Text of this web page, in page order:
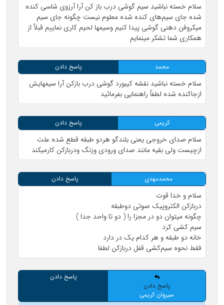
سلام خسته نباشید سیم گوشی درب باز کن آرا آرزوی شاسی کنده
شده جای سیم‌های کنده شده معلوم نیست چگونه جای سیم
میکروفن دهنی گوشی پیدا کنیم وسیمها لحیم کاری نماییم قبلاً از
همکاری شما تشکر مینمایم
محمد پاسخ دادن
سلام خسته نباشید نقشه کیبورد گوشی درب بازکن آرا سیمهایش
ازجاکنده شده لطفاً راهنمایی بفرمائید
کریمی پاسخ دادن
سلام صدای خروجی یعنی بلندگو هردو طبقه قطع شده علت
ازچیست ولی بقیه مانند صدای ورودی وزنگ ودربازکن کارمیکند
محمدمهدی پاسخ دادن
سلام و خدا قوت
دربازکن الکتروپیک صوتی دوطبقه
چگونه میتوان دو در مجزا را ( دو تا واحد جدا )
سیم کشی کرد
خانه دو طبقه و هر کدام یک در دارد
فقط نحوه سیم‌کشی قفل دربازکن لطفا
پاسخ دادن
سیروان کریمی
پاسخ دادن